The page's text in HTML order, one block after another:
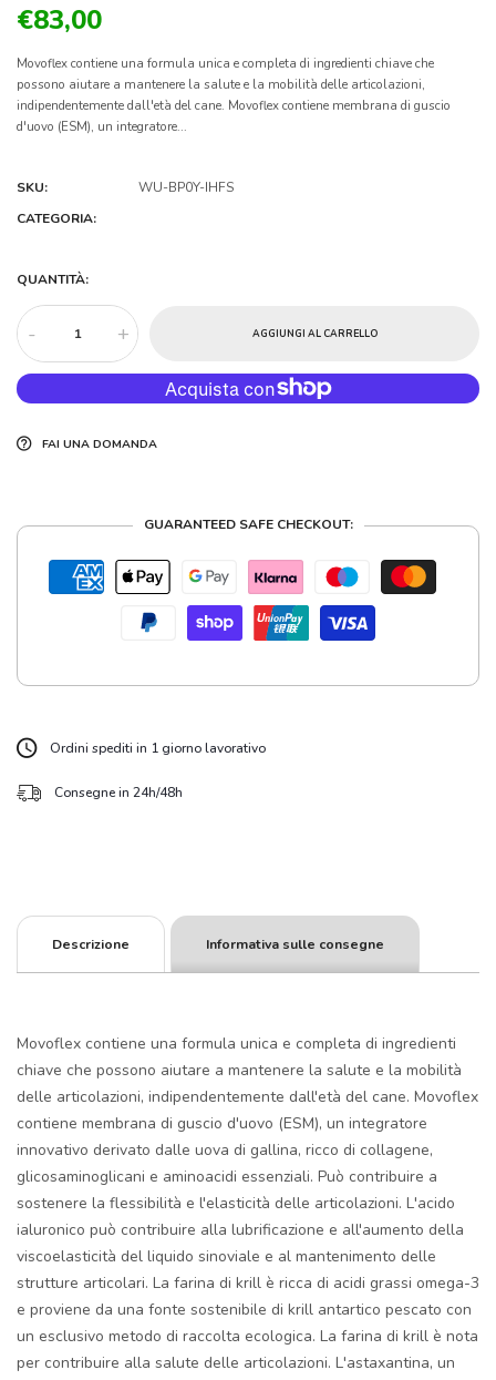
€83,00
Movoflex contiene una formula unica e completa di ingredienti chiave che
possono aiutare a mantenere la salute e la mobilità delle articolazioni,
indipendentemente dall'età del cane. Movoflex contiene membrana di guscio
d'uovo (ESM), un integratore...
SKU:
WU-BP0Y-IHFS
CATEGORIA:
QUANTITÀ:
- + AGGIUNGI AL CARRELLO
FAI UNA DOMANDA
GUARANTEED SAFE CHECKOUT:
Ordini spediti in 1 giorno lavorativo
Consegne in 24h/48h
Descrizione Informativa sulle consegne
Movoflex contiene una formula unica e completa di ingredienti
chiave che possono aiutare a mantenere la salute e la mobilità
delle articolazioni, indipendentemente dall'età del cane. Movoflex
contiene membrana di guscio d'uovo (ESM), un integratore
innovativo derivato dalle uova di gallina, ricco di collagene,
glicosaminoglicani e aminoacidi essenziali. Può contribuire a
sostenere la flessibilità e l'elasticità delle articolazioni. L'acido
ialuronico può contribuire alla lubrificazione e all'aumento della
viscoelasticità del liquido sinoviale e al mantenimento delle
strutture articolari. La farina di krill è ricca di acidi grassi omega-3
e proviene da una fonte sostenibile di krill antartico pescato con
un esclusivo metodo di raccolta ecologica. La farina di krill è nota
per contribuire alla salute delle articolazioni. L'astaxantina, un